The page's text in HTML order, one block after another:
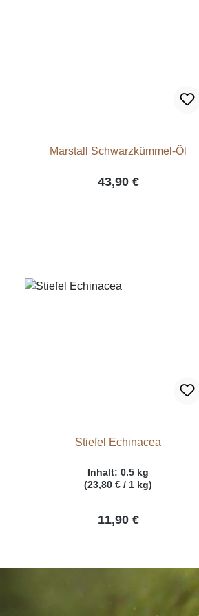
Marstall Schwarzkümmel-Öl
43,90 €
Stiefel Echinacea
Inhalt:0.5 kg
(23,80 € / 1 kg)
11,90 €